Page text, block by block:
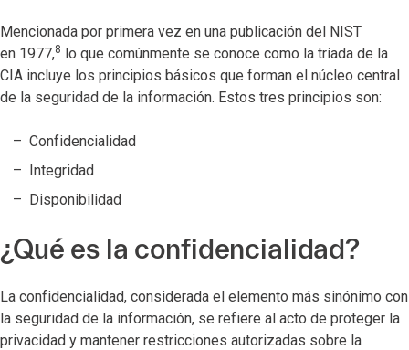
Mencionada por primera vez en una publicación del NIST
en 1977,8 lo que comúnmente se conoce como la tríada de la
CIA incluye los principios básicos que forman el núcleo central
de la seguridad de la información. Estos tres principios son:
Confidencialidad
Integridad
Disponibilidad
¿Qué es la confidencialidad?
La confidencialidad, considerada el elemento más sinónimo con
la seguridad de la información, se refiere al acto de proteger la
privacidad y mantener restricciones autorizadas sobre la